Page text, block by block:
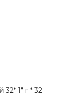
1" г * 32